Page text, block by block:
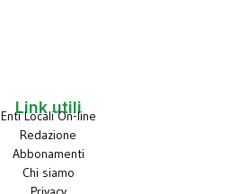
Link utili
Enti Locali On-line
Redazione
Abbonamenti
Chi siamo